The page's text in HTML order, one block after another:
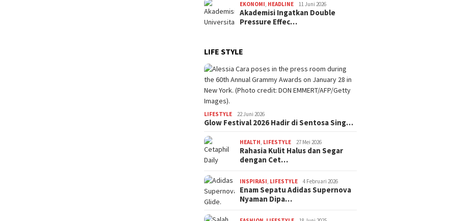
EKONOMI, HEADLINE 11 Juni 2026
Akademisi Ingatkan Double
Pressure Effec…
LIFE STYLE
LIFESTYLE 22 Juni 2026
Glow Festival 2026 Hadir di Sentosa Sing…
HEALTH, LIFESTYLE 27 Mei 2026
Rahasia Kulit Halus dan Segar
dengan Cet…
INSPIRASI, LIFESTYLE 4 Februari 2026
Enam Sepatu Adidas Supernova
Nyaman Dipa…